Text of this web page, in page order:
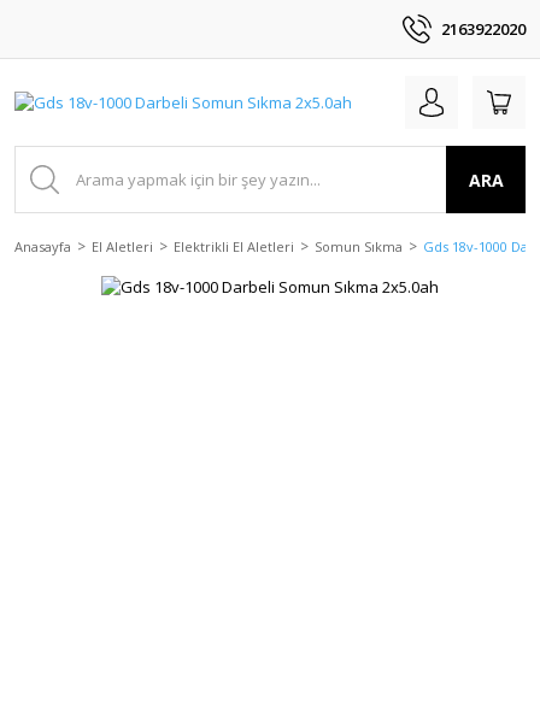
2163922020
ARA
Anasayfa El Aletleri Elektrikli El Aletleri Somun Sıkma Gds 18v-1000